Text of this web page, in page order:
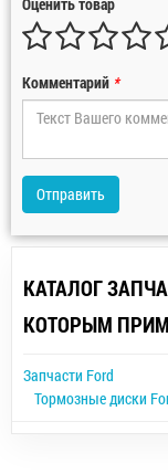
Комментарий *
Отправить
КАТАЛОГ
КОТОРЫМ
Запчасти Ford
Тормозные диски